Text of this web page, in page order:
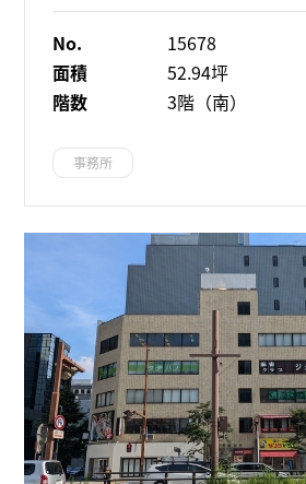
No.
15678
面積
52.94坪
階数
3階（南）
事務所